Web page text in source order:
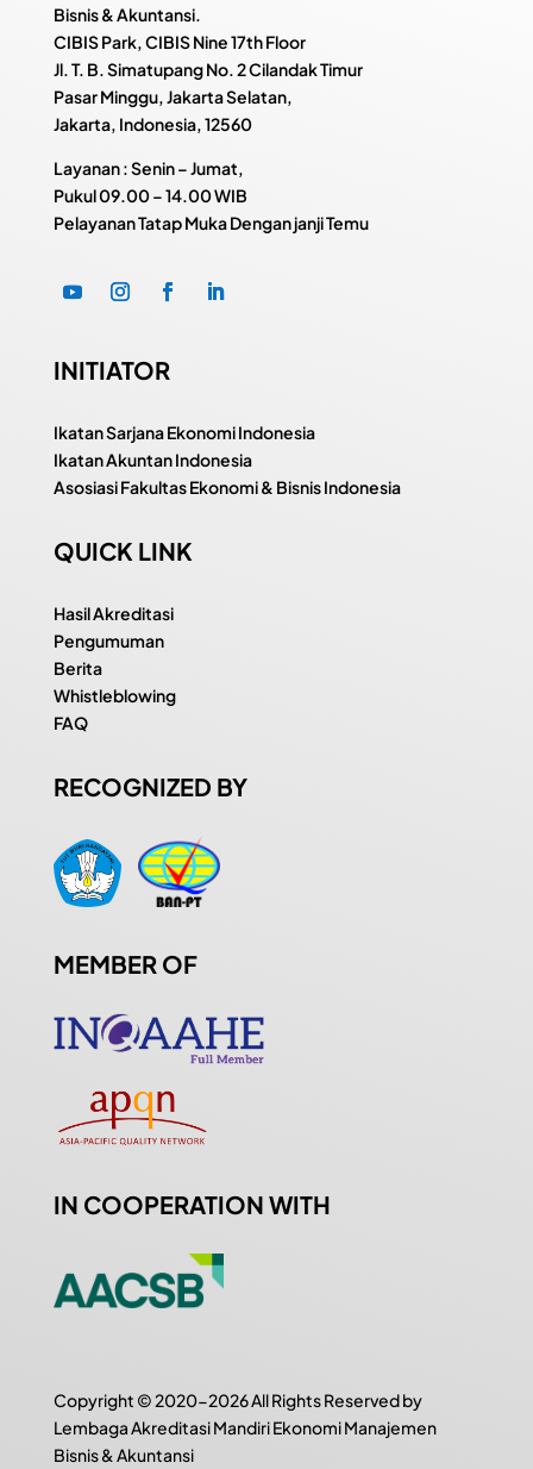
Bisnis & Akuntansi.
CIBIS Park, CIBIS Nine 17th Floor
Jl. T. B. Simatupang No. 2 Cilandak Timur
Pasar Minggu, Jakarta Selatan,
Jakarta, Indonesia, 12560
Layanan : Senin – Jumat,
Pukul09.00 – 14.00 WIB
Pelayanan Tatap Muka Dengan janji Temu
INITIATOR
Ikatan Sarjana Ekonomi Indonesia
Ikatan Akuntan Indonesia
Asosiasi Fakultas Ekonomi & Bisnis Indonesia
QUICK LINK
Hasil Akreditasi
Pengumuman
Berita
Whistleblowing
FAQ
RECOGNIZED BY
MEMBER OF
IN COOPERATION WITH
Copyright © 2020-2026 All Rights Reserved by
Lembaga Akreditasi Mandiri Ekonomi Manajemen
Bisnis & Akuntansi